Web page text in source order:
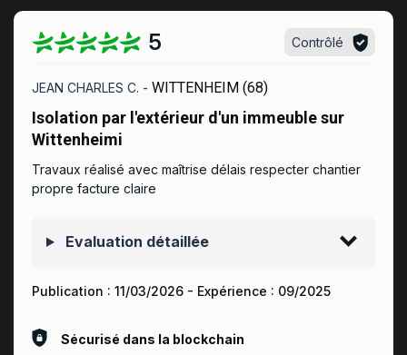
5 Contrôlé
JEAN CHARLES C. - WITTENHEIM (68)
Isolation par l'extérieur d'un immeuble sur
Wittenheimi
Travaux réalisé avec maîtrise délais respecter chantier
propre facture claire
Evaluation détaillée
Publication : 11/03/2026 - Expérience : 09/2025
Sécurisé dans la blockchain